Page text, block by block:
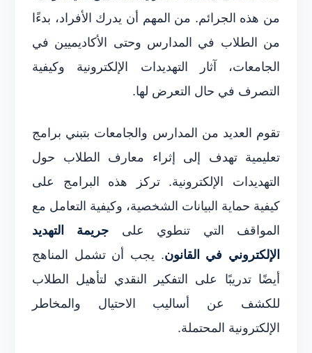
من هذه الجرائم. من المهم أن يدرك الأفراد، بدءًا
من الطلاب في المدارس وحتى الأكاديميين في
الجامعات، آثار التهديدات الإلكترونية وكيفية
التصرف في حال التعرض لها.
تقوم العديد من المدارس والجامعات بتبني برامج
تعليمية تهدف إلى إثراء معارف الطلاب حول
التهديدات الإلكترونية. تركز هذه البرامج على
كيفية حماية البيانات الشخصية، وكيفية التعامل مع
المواقف التي تنطوي على جريمة التهديد
الإلكتروني في القانون. يجب أن تشمل المناهج
أيضًا تدريبًا على التفكير النقدي لتأهيل الطلاب
للكشف عن أساليب الاحتيال والمخاطر
الإلكترونية المحتملة.